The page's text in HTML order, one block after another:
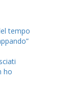
tempo
ho